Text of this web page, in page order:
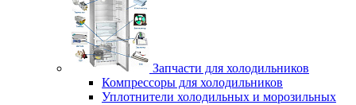
Запчасти для холодильников
Компрессоры для холодильников
Уплотнители холодильных и морозильных